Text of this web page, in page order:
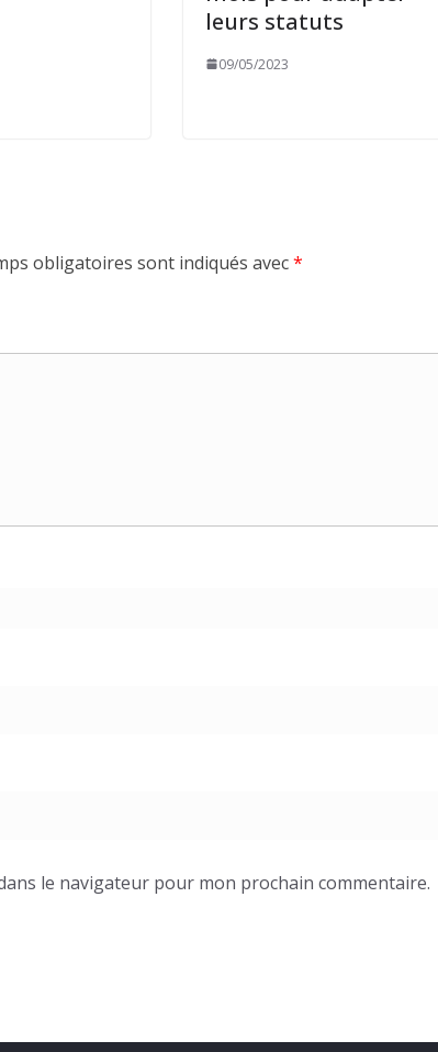
leurs statuts
09/05/2023
obligatoires sont indiqués avec*
le navigateur pour mon prochain commentaire.